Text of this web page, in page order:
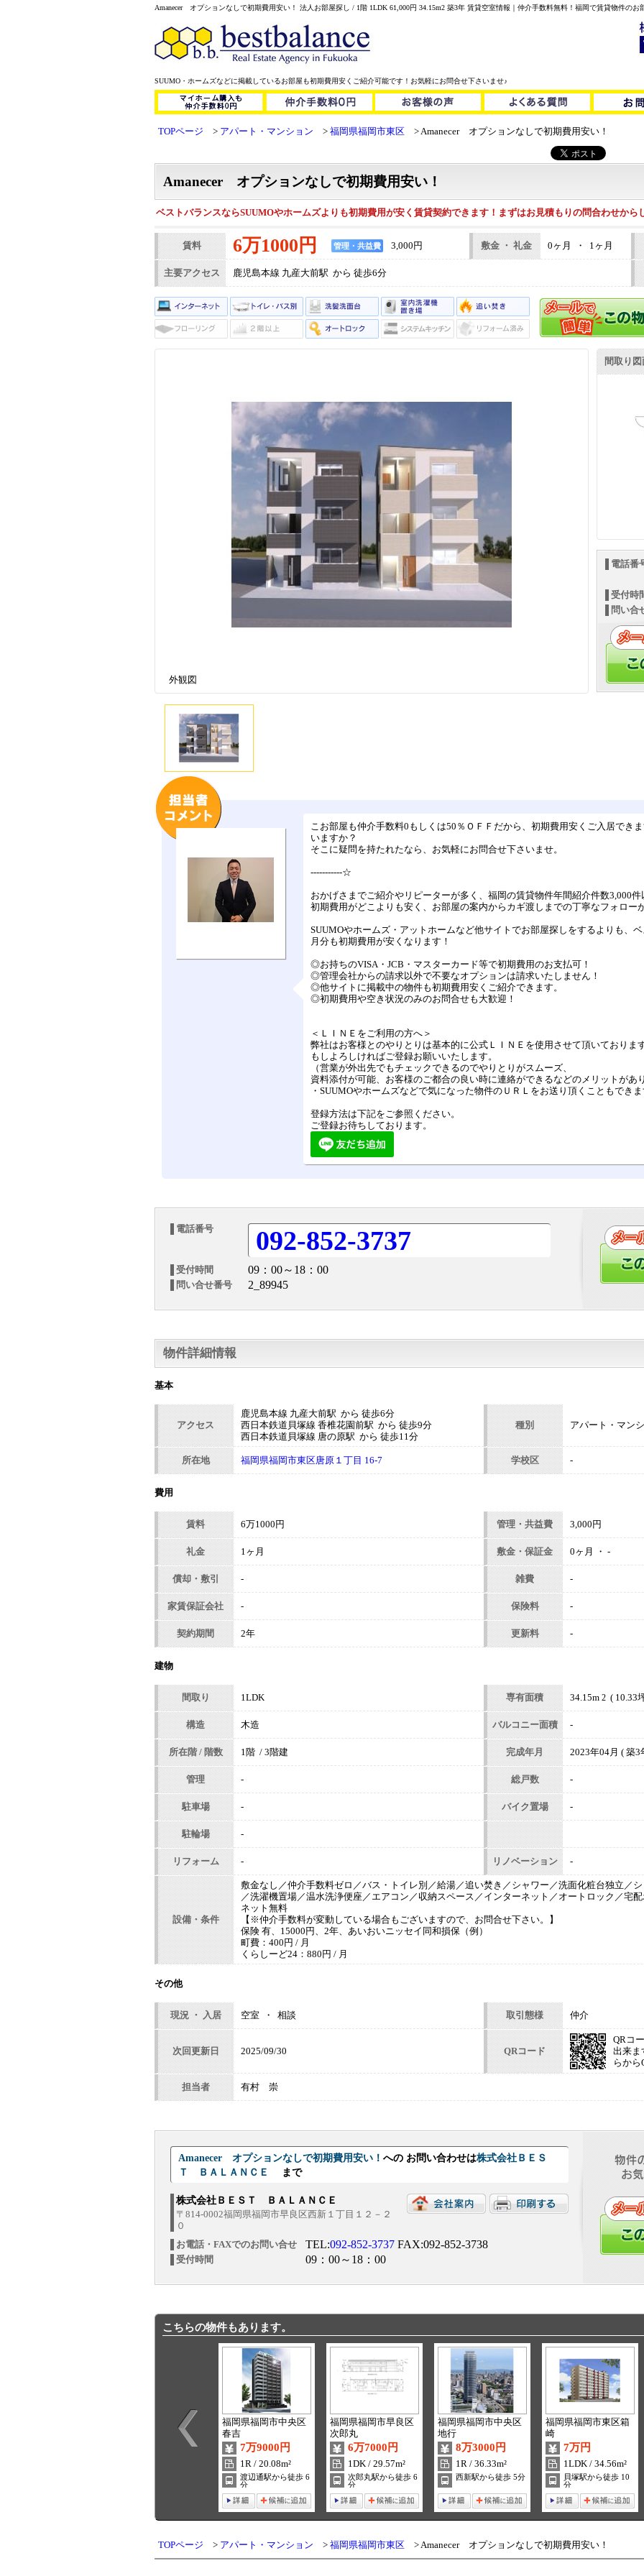
Amanecer オプションなしで初期費用安い！ 法人お部屋探し / 1階 1LDK 61,000円 34.15m2 築3年 賃貸空室情報｜仲介手数料無料！福岡で賃貸物件のお
SUUMO・ホームズなどに掲載しているお部屋も初期費用安くご紹介可能です！お気軽にお問合せ下さいませ♪
TOPページ アパート・マンション 福岡県福岡市東区 Amanecer オプションなしで初期費用安い！
Amanecer オプションなしで初期費用安い！
ベストバランスならSUUMOやホームズよりも初期費用が安く賃貸契約できます！まずはお見積もりの問合わせから
賃料 6万1000円 管理・共益費 3,000円 敷金 ・ 礼金 0ヶ月 ・ 1ヶ月
主要アクセス 鹿児島本線 九産大前駅 から 徒歩6分
外観図
間取り図
電話番
受付時
問い合
こお部屋も仲介手数料0もしくは50％ＯＦＦだから、初期費用安くご入居でき
いますか？
そこに疑問を持たれたなら、お気軽にお問合せ下さいませ。
-----------☆
おかげさまでご紹介やリピーターが多く、福岡の賃貸物件年間紹介件数3,000件
初期費用がどこよりも安く、お部屋の案内からカギ渡しまでの丁寧なフォロー
SUUMOやホームズ・アットホームなど他サイトでお部屋探しをするよりも、
月分も初期費用が安くなります！
◎お持ちのVISA・JCB・マスターカード等で初期費用のお支払可！
◎管理会社からの請求以外で不要なオプションは請求いたしません！
◎他サイトに掲載中の物件も初期費用安くご紹介できます。
◎初期費用や空き状況のみのお問合せも大歓迎！
＜ＬＩＮＥをご利用の方へ＞
弊社はお客様とのやりとりは基本的に公式ＬＩＮＥを使用させて頂いておりま
もしよろしければご登録お願いいたします。
（営業が外出先でもチェックできるのでやりとりがスムーズ、
資料添付が可能、お客様のご都合の良い時に連絡ができるなどのメリットがあ
・SUUMOやホームズなどで気になった物件のＵＲＬをお送り頂くこともでき
登録方法は下記をご参照ください。
ご登録お待ちしております。
電話番号 092-852-3737
受付時間 09：00～18：00
問い合せ番号 2_89945
物件詳細情報
基本
アクセス
鹿児島本線 九産大前駅 から 徒歩6分
西日本鉄道貝塚線 香椎花園前駅 から 徒歩9分
西日本鉄道貝塚線 唐の原駅 から 徒歩11分
種別 アパート・マン
所在地 福岡県福岡市東区唐原１丁目 16-7 学校区 -
費用
賃料 6万1000円 管理・共益費 3,000円
礼金 1ヶ月 敷金・保証金 0ヶ月 ・ -
償却・敷引 - 雑費 -
家賃保証会社 - 保険料 -
契約期間 2年 更新料 -
建物
間取り 1LDK 専有面積 34.15m 2( 10.33
構造 木造 バルコニー面積 -
所在階 / 階数 1階 / 3階建 完成年月 2023年04月 ( 築3
管理 - 総戸数 -
駐車場 - バイク置場 -
駐輪場 -
リフォーム - リノベーション -
設備・条件
敷金なし／仲介手数料ゼロ／バス・トイレ別／給湯／追い焚き／シャワー／洗面化粧台独立／
／洗濯機置場／温水洗浄便座／エアコン／収納スペース／インターネット／オートロック／宅
ネット無料
【※仲介手数料が変動している場合もございますので、お問合せ下さい。】
保険 有、15000円、2年、あいおいニッセイ同和損保（例）
町費：400円 / 月
くらしーど24：880円 / 月
その他
現況 ・ 入居 空室 ・ 相談 取引態様 仲介
次回更新日 2025/09/30 QRコード
QRコ
出来ま
らから
担当者 有村 崇
Amanecer オプションなしで初期費用安い！ への お問い合わせは株式会社ＢＥＳ
Ｔ ＢＡＬＡＮＣＥ
まで
株式会社ＢＥＳＴ ＢＡＬＡＮＣＥ
〒814-0002福岡県福岡市早良区西新１丁目１２－２
０
お電話・FAXでのお問い合せ
TEL:092-852-3737FAX:092-852-3738
受付時間 09：00～18：00
こちらの物件もあります。
福岡県福岡市中央区
春吉
7万9000円
1R / 20.08m²
渡辺通駅から徒歩 6
分
福岡県福岡市早良区
次郎丸
6万7000円
1DK / 29.57m²
次郎丸駅から徒歩 6
分
福岡県福岡市中央区
地行
8万3000円
1R / 36.33m²
西新駅から徒歩 5分
福岡県福岡市東区箱
崎
7万円
1LDK / 34.56m²
貝塚駅から徒歩 10
分
TOPページ アパート・マンション 福岡県福岡市東区 Amanecer オプションなしで初期費用安い！